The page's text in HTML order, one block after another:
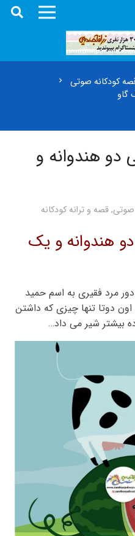
کودکانه صوتی chevron_right
گاو
هندوانه و
صوتی,قصه و ترانه کودکانه
هندوانه و یک
مرد فقیری به اسم حمید
دوتا تنها چیزی که داشتن
بیشتر شیر می داد…